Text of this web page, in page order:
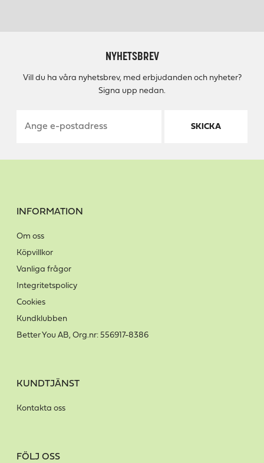
NYHETSBREV
Vill du ha våra nyhetsbrev, med erbjudanden och nyheter?
Signa upp nedan.
SKICKA
INFORMATION
Om oss
Köpvillkor
Vanliga frågor
Integritetspolicy
Cookies
Kundklubben
Better You AB, Org.nr: 556917-8386
KUNDTJÄNST
Kontakta oss
FÖLJ OSS